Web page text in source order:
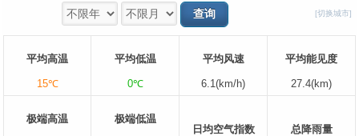
[切换城市]
平均高温
15℃
平均低温
0℃
平均风速
6.1(km/h)
平均能见度
27.4(km)
极端高温 极端低温
日均空气指数 总降雨量